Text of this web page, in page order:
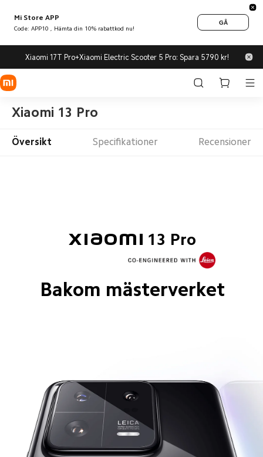
Mi Store APP
Code: APP10 , Hämta din 10% rabattkod nu!
GÅ
Xiaomi 17T Pro+Xiaomi Electric Scooter 5 Pro: Spara 5790 kr!
Xiaomi 13 Pro
Översikt Specifikationer Recensioner
Xiaomi 13 Pro
Bakom mästerverket